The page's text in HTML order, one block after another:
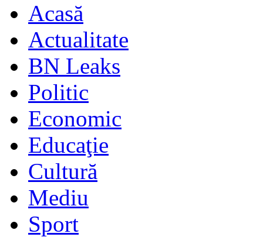
Acasă
Actualitate
BN Leaks
Politic
Economic
Educaţie
Cultură
Mediu
Sport